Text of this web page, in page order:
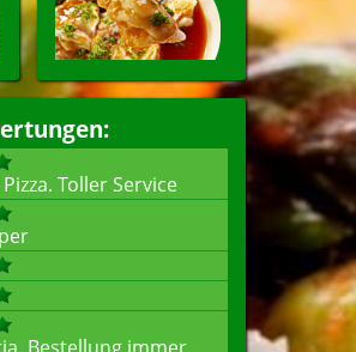
Toller Service